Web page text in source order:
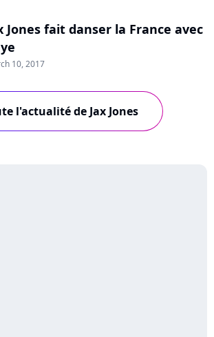
Jones fait danser la France avec
10, 2017
l'actualité de Jax Jones